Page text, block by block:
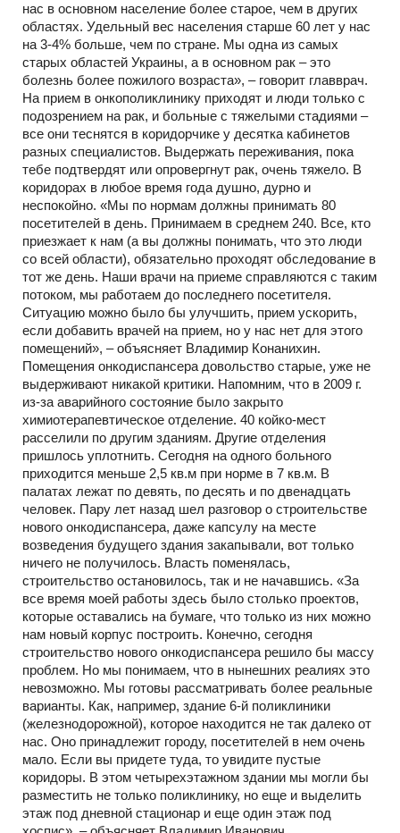
нас в основном население более старое, чем в других
областях. Удельный вес населения старше 60 лет у нас
на 3-4% больше, чем по стране. Мы одна из самых
старых областей Украины, а в основном рак – это
болезнь более пожилого возраста», – говорит главврач.
На прием в онкополиклинику приходят и люди только с
подозрением на рак, и больные с тяжелыми стадиями –
все они теснятся в коридорчике у десятка кабинетов
разных специалистов. Выдержать переживания, пока
тебе подтвердят или опровергнут рак, очень тяжело. В
коридорах в любое время года душно, дурно и
неспокойно. «Мы по нормам должны принимать 80
посетителей в день. Принимаем в среднем 240. Все, кто
приезжает к нам (а вы должны понимать, что это люди
со всей области), обязательно проходят обследование в
тот же день. Наши врачи на приеме справляются с таким
потоком, мы работаем до последнего посетителя.
Ситуацию можно было бы улучшить, прием ускорить,
если добавить врачей на прием, но у нас нет для этого
помещений», – объясняет Владимир Конанихин.
Помещения онкодиспансера довольство старые, уже не
выдерживают никакой критики. Напомним, что в 2009 г.
из-за аварийного состояние было закрыто
химиотерапевтическое отделение. 40 койко-мест
расселили по другим зданиям. Другие отделения
пришлось уплотнить. Сегодня на одного больного
приходится меньше 2,5 кв.м при норме в 7 кв.м. В
палатах лежат по девять, по десять и по двенадцать
человек. Пару лет назад шел разговор о строительстве
нового онкодиспансера, даже капсулу на месте
возведения будущего здания закапывали, вот только
ничего не получилось. Власть поменялась,
строительство остановилось, так и не начавшись. «За
все время моей работы здесь было столько проектов,
которые оставались на бумаге, что только из них можно
нам новый корпус построить. Конечно, сегодня
строительство нового онкодиспансера решило бы массу
проблем. Но мы понимаем, что в нынешних реалиях это
невозможно. Мы готовы рассматривать более реальные
варианты. Как, например, здание 6-й поликлиники
(железнодорожной), которое находится не так далеко от
нас. Оно принадлежит городу, посетителей в нем очень
мало. Если вы придете туда, то увидите пустые
коридоры. В этом четырехэтажном здании мы могли бы
разместить не только поликлинику, но еще и выделить
этаж под дневной стационар и еще один этаж под